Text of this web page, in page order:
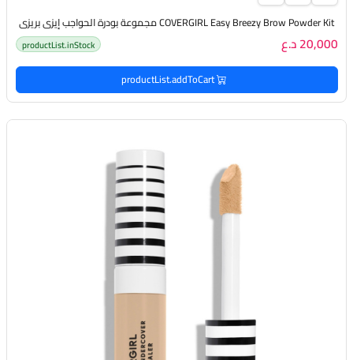
COVERGIRL Easy Breezy Brow Powder Kit مجموعة بودرة الحواجب إيزي بريزي
20,000 د.ع productList.inStock
productList.addToCart